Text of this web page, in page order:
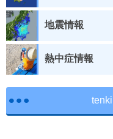
地震情報
熱中症情報